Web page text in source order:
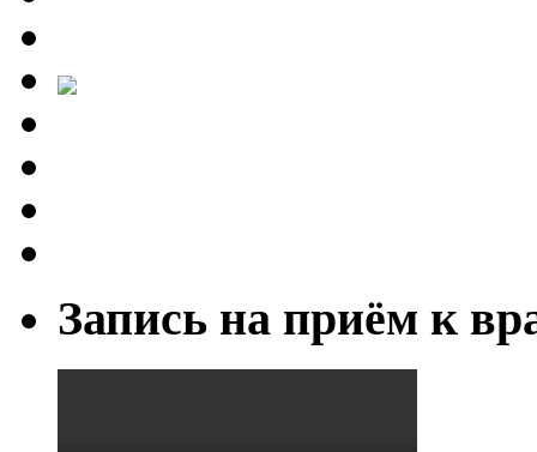
Запись на приём к